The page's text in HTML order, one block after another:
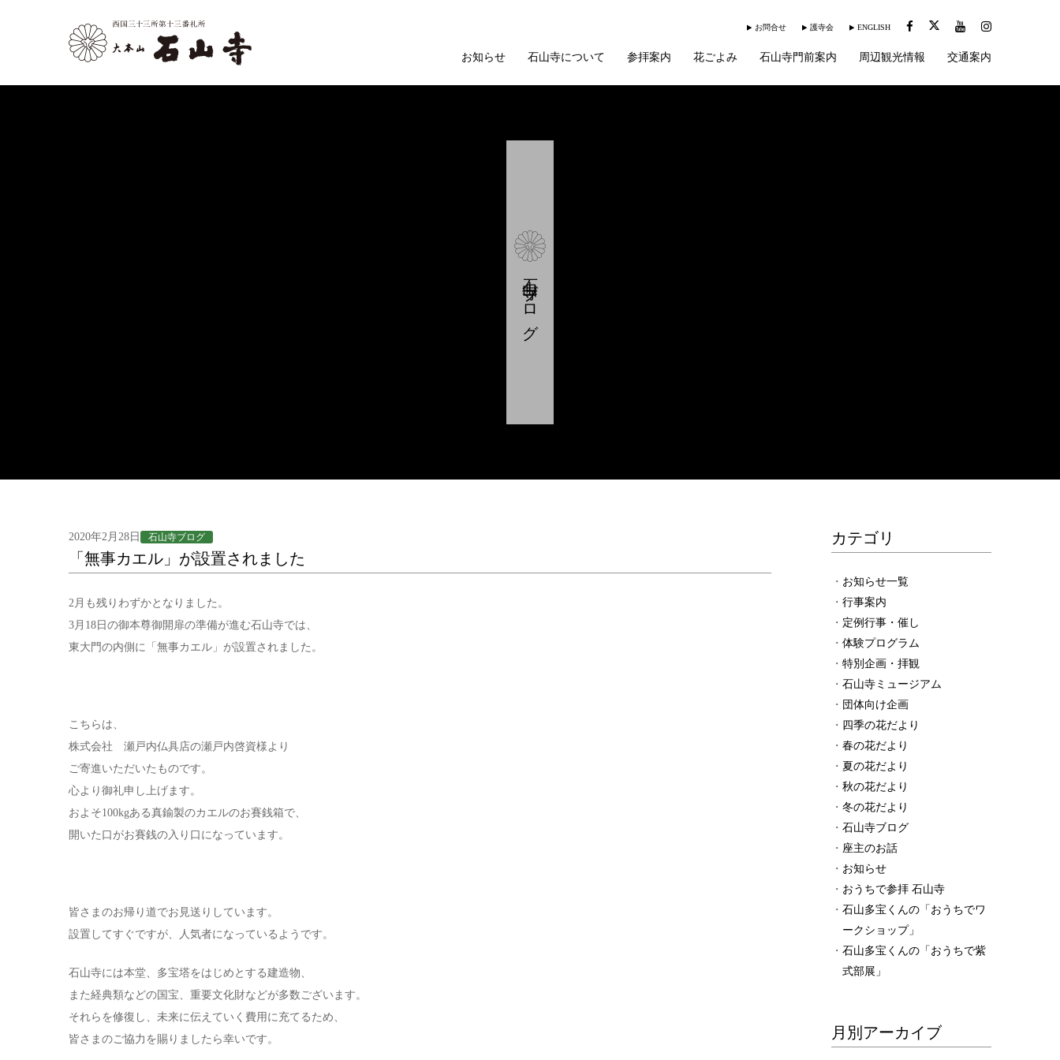
お問合せ 護寺会 ENGLISH
お知らせ 石山寺について 参拝案内 花ごよみ 石山寺門前案内 周辺観光情報 交通案内
石山寺ブログ
2020年2月28日 石山寺ブログ
「無事カエル」が設置されました
2月も残りわずかとなりました。
3月18日の御本尊御開扉の準備が進む石山寺では、
東大門の内側に「無事カエル」が設置されました。
こちらは、
株式会社 瀬戸内仏具店の瀬戸内啓資様より
ご寄進いただいたものです。
心より御礼申し上げます。
およそ100kgある真鍮製のカエルのお賽銭箱で、
開いた口がお賽銭の入り口になっています。
皆さまのお帰り道でお見送りしています。
設置してすぐですが、人気者になっているようです。
石山寺には本堂、多宝塔をはじめとする建造物、
また経典類などの国宝、重要文化財などが多数ございます。
それらを修復し、未来に伝えていく費用に充てるため、
皆さまのご協力を賜りましたら幸いです。
カテゴリ
お知らせ一覧
行事案内
定例行事・催し
体験プログラム
特別企画・拝観
石山寺ミュージアム
団体向け企画
四季の花だより
春の花だより
夏の花だより
秋の花だより
冬の花だより
石山寺ブログ
座主のお話
お知らせ
おうちで参拝 石山寺
石山多宝くんの「おうちでワ
ークショップ」
石山多宝くんの「おうちで紫
式部展」
月別アーカイブ